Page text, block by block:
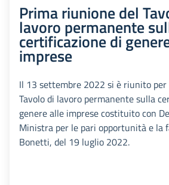
Prima riunione del
lavoro permanente
certificazione di
imprese
Il 13 settembre 2022 si è riunito
Tavolo di lavoro permanente sulla
genere alle imprese costituito con
Ministra per le pari opportunità e la
Bonetti, del 19 luglio 2022.